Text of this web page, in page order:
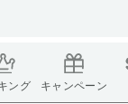
ング キャンペーン